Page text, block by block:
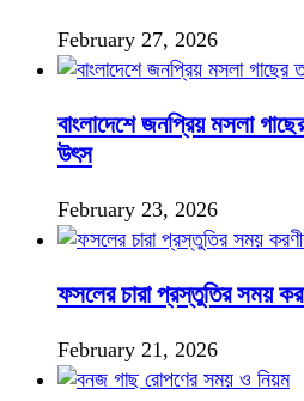
February 27, 2026
বাংলাদেশে জনপ্রিয় মসলা
উৎস
February 23, 2026
ফসলের চারা প্রস্তুতির সময়
February 21, 2026